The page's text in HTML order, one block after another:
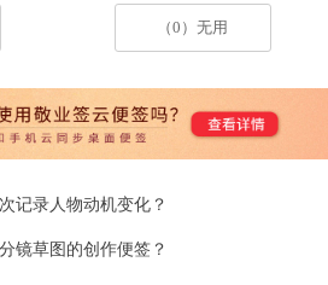
（0）无用
记录人物动机变化？
镜草图的创作便签？